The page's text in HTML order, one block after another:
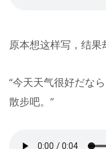
原本想这样写，结果
“今天天气很好だな
散步吧。”